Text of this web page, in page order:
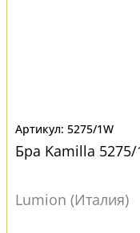
5275/1W
Бра Kamilla 5275/
Lumion (Италия)